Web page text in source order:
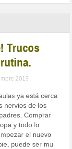
Trucos
2019
ya está cerca
nervios de los
Comprar
y todo lo
el nuevo
puede ser mu